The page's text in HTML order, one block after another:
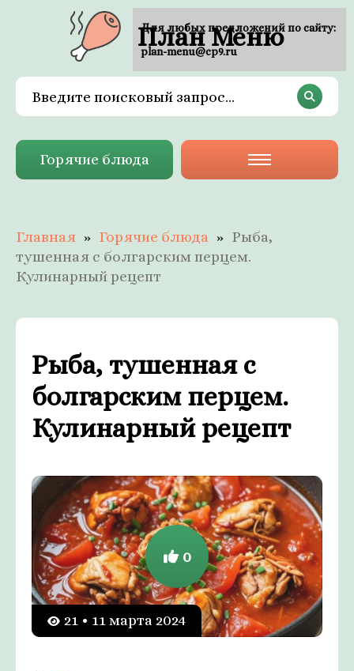
План Меню
Горячие блюда
Главная Горячие блюда
Рыба,
тушенная с болгарским перцем.
Кулинарный рецепт
Рыба, тушенная с
болгарским перцем.
Кулинарный рецепт
21 • 11 марта 2024
0
Для любых предложений по сайту:
plan-menu@cp9.ru